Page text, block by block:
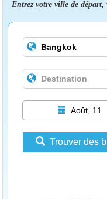
Entrez votre ville de
Août, 11
Trouver des